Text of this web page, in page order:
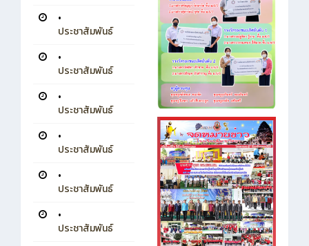
•
ประชาสัมพันธ์
•
ประชาสัมพันธ์
•
ประชาสัมพันธ์
•
ประชาสัมพันธ์
•
ประชาสัมพันธ์
•
ประชาสัมพันธ์